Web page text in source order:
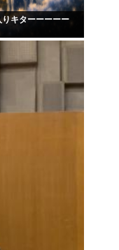
キターーーーー